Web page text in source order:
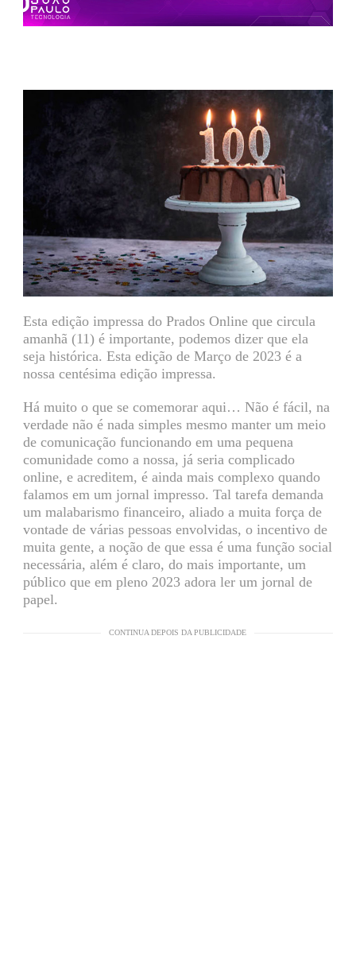
Esta edição impressa do Prados Online que circula
amanhã (11) é importante, podemos dizer que ela
seja histórica. Esta edição de Março de 2023 é a
nossa centésima edição impressa.
Há muito o que se comemorar aqui… Não é fácil, na
verdade não é nada simples mesmo manter um meio
de comunicação funcionando em uma pequena
comunidade como a nossa, já seria complicado
online, e acreditem, é ainda mais complexo quando
falamos em um jornal impresso. Tal tarefa demanda
um malabarismo financeiro, aliado a muita força de
vontade de várias pessoas envolvidas, o incentivo de
muita gente, a noção de que essa é uma função social
necessária, além é claro, do mais importante, um
público que em pleno 2023 adora ler um jornal de
papel.
CONTINUA DEPOIS DA PUBLICIDADE